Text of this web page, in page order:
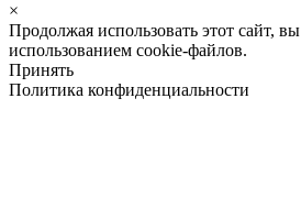
×
Продолжая использовать этот сайт, вы
использованием cookie-файлов.
Принять
Политика конфиденциальности